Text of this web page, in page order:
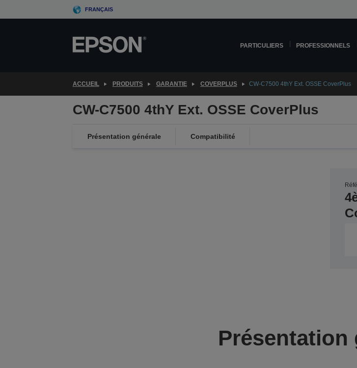
to
FRANÇAIS
PARTICULIERS PROFESSIONNELS
ACCUEIL PRODUITS GARANTIE COVERPLUS CW-C7500 4thY Ext. OSSE CoverPlus
CW-C7500 4thY Ext. OSSE CoverPlus
Présentation générale Compatibilité
Présentation